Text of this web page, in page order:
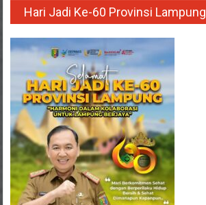
Hari Jadi Ke-60 Provinsi Lampung